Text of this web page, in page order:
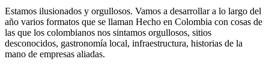
Estamos ilusionados y orgullosos. Vamos a desarrollar a lo largo del
año varios formatos que se llaman Hecho en Colombia con cosas de
las que los colombianos nos sintamos orgullosos, sitios
desconocidos, gastronomía local, infraestructura, historias de la
mano de empresas aliadas.